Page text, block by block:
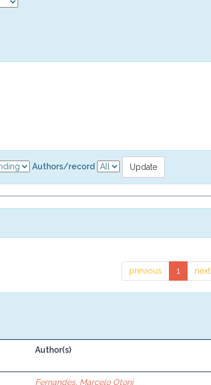
Authors/record
previous 1 next
Author(s)
Fernandes, Marcelo Otoni